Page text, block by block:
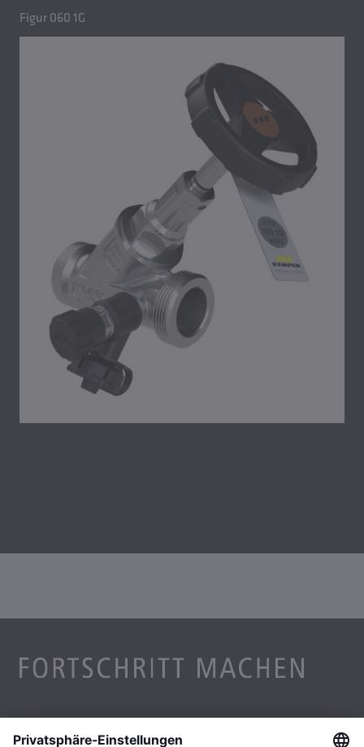
Figur 060 1G
Unternehmen